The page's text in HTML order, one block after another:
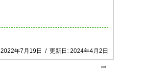
2022年7月19日 / 更新日: 2024年4月2日